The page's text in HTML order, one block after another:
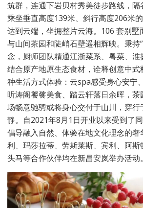
筑群，连通下岩贝村秀美徒步路线，隔
乘坐垂直高度139米、斜行高度206米
达到云端，坐拥整片云海。106 套别墅
与山间茶园和陡峭石壁遥相辉映。秉持
念，厨师团队精通江浙菜系、粤菜、
结合原产地原生态食材，诠释创意中
种生活方式体验：云spa感受身心安宁
听涛阁饕餮美食、踏云轩落日余晖，茶
场畅意驰骋或将身心交付于山川，穿
静。自2021年8月1日开业以来受到了
倡导融入自然、体验在地文化理念的奢
利、玛莎拉蒂、劳斯莱斯、宾利、阿斯
头马等合作伙伴均在新昌安岚举办活动。